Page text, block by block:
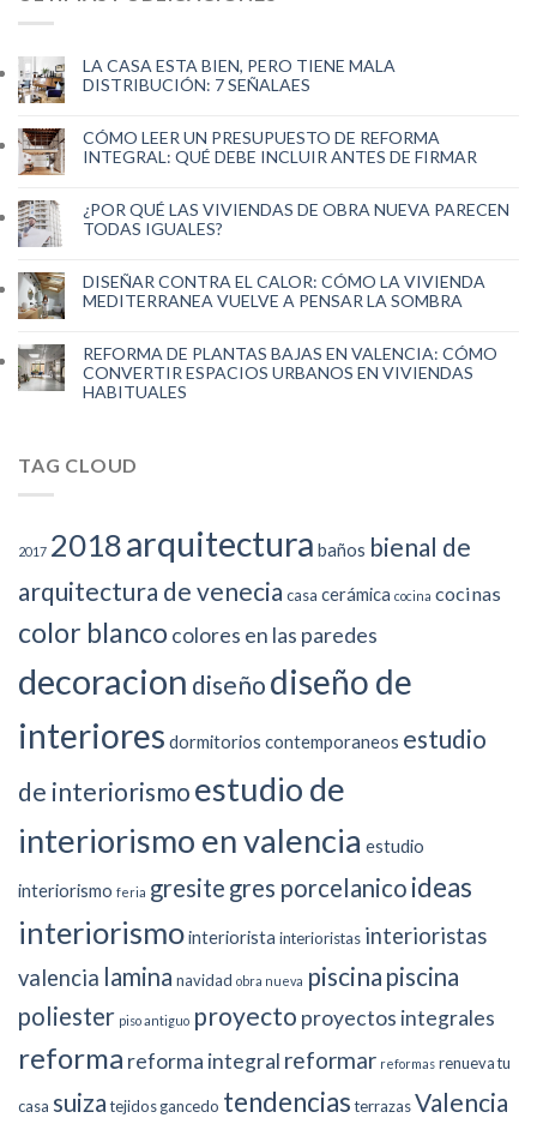
LA CASA ESTA BIEN, PERO TIENE MALA
DISTRIBUCIÓN: 7 SEÑALAES
CÓMO LEER UN PRESUPUESTO DE REFORMA
INTEGRAL: QUÉ DEBE INCLUIR ANTES DE FIRMAR
¿POR QUÉ LAS VIVIENDAS DE OBRA NUEVA PARECEN
TODAS IGUALES?
DISEÑAR CONTRA EL CALOR: CÓMO LA VIVIENDA
MEDITERRANEA VUELVE A PENSAR LA SOMBRA
REFORMA DE PLANTAS BAJAS EN VALENCIA: CÓMO
CONVERTIR ESPACIOS URBANOS EN VIVIENDAS
HABITUALES
TAG CLOUD
2017 2018arquitectura baños bienal de
arquitectura de venecia casa cerámica cocina cocinas
color blanco colores en las paredes
decoracion diseño diseño de
interiores dormitorios contemporaneos estudio
de interiorismo estudio de
interiorismo en valencia estudio
interiorismo feria gresite gres porcelanico ideas
interiorismointeriorista interioristas interioristas
valencia lamina navidad obra nueva piscina piscina
poliester piso antiguo proyecto proyectos integrales
reforma reforma integral reformar reformas renueva tu
casa suiza tejidos gancedo tendencias terrazasValencia